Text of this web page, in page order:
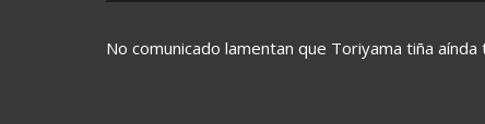
No comunicado lamentan que Toriyama tiña